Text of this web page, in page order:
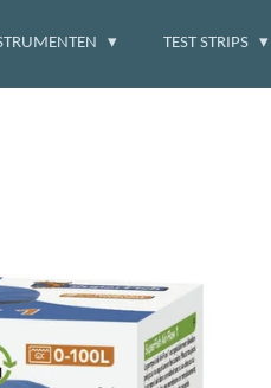
TEST STRIPS